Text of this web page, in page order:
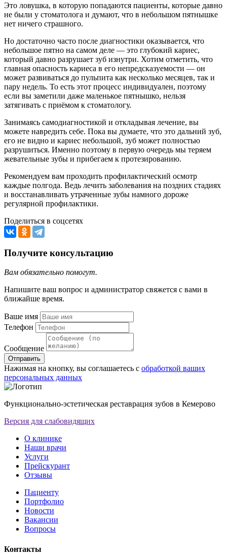
Это ловушка, в которую попадаются пациенты, которые давно
не были у стоматолога и думают, что в небольшом пятнышке
нет ничего страшного.
Но достаточно часто после диагностики оказывается, что
небольшое пятно на самом деле — это глубокий кариес,
который давно разрушает зуб изнутри. Хотим отметить, что
главная опасность кариеса в его непредсказуемости — он
может развиваться до пульпита как несколько месяцев, так и
пару недель. То есть этот процесс индивидуален, поэтому
если вы заметили даже маленькое пятнышко, нельзя
затягивать с приёмом к стоматологу.
Занимаясь самодиагностикой и откладывая лечение, вы
можете навредить себе. Пока вы думаете, что это дальний зуб,
его не видно и кариес небольшой, зуб может полностью
разрушиться. Именно поэтому в первую очередь мы теряем
жевательные зубы и прибегаем к протезированию.
Рекомендуем вам проходить профилактический осмотр
каждые полгода. Ведь лечить заболевания на поздних стадиях
и восстанавливать утраченные зубы намного дороже
регулярной профилактики.
Поделиться в соцсетях
Получите консультацию
Вам обязательно помогут.
Напишите ваш вопрос и администратор свяжется с вами в
ближайше время.
Ваше имя
Телефон
Сообщение
Отправить
Нажимая на кнопку, вы соглашаетесь с обработкой ваших
персональных данных
Функционально-эстетическая реставрация зубов в Кемерово
Версия для слабовидящих
О клинике
Наши врачи
Услуги
Прейскурант
Отзывы
Пациенту
Портфолио
Новости
Вакансии
Вопросы
Контакты